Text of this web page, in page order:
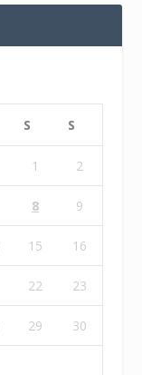
S S
1 2
8 9
15 16
22 23
29 30